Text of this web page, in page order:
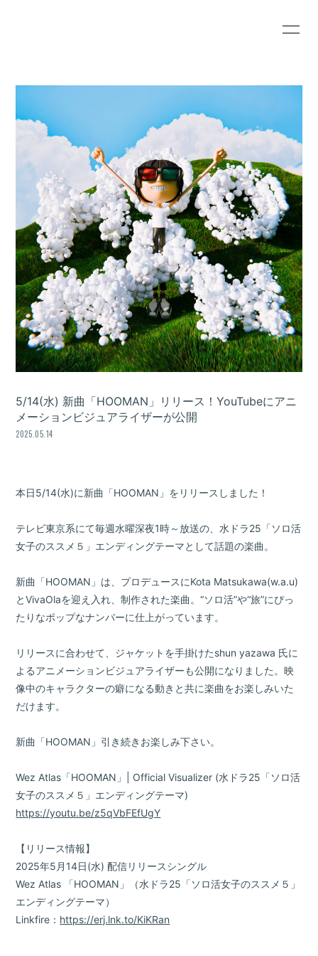
VIDEO
DISCOGRAPHY
Wezzy's SHOP
CONTACT
BLOG
PHOTO
無料会員登録 ログイン
5/14(水) 新曲「HOOMAN」リリース！YouTubeにアニ
メーションビジュアライザーが公開
2025.05.14
本日5/14(水)に新曲「HOOMAN」をリリースしました！
テレビ東京系にて毎週水曜深夜1時～放送の、水ドラ25「ソロ活
女子のススメ５」エンディングテーマとして話題の楽曲。
新曲「HOOMAN」は、プロデュースにKota Matsukawa(w.a.u)
とVivaOlaを迎え入れ、制作された楽曲。“ソロ活”や“旅”にぴっ
たりなポップなナンバーに仕上がっています。
リリースに合わせて、ジャケットを手掛けたshun yazawa 氏に
よるアニメーションビジュアライザーも公開になりました。映
像中のキャラクターの癖になる動きと共に楽曲をお楽しみいた
だけます。
新曲「HOOMAN」引き続きお楽しみ下さい。
Wez Atlas「HOOMAN」| Official Visualizer (水ドラ25「ソロ活
女子のススメ５」エンディングテーマ)
https://youtu.be/z5qVbFEfUgY
【リリース情報】
2025年5月14日(水) 配信リリースシングル
Wez Atlas 「HOOMAN」（水ドラ25「ソロ活女子のススメ５」
エンディングテーマ）
Linkfire： https://erj.lnk.to/KiKRan